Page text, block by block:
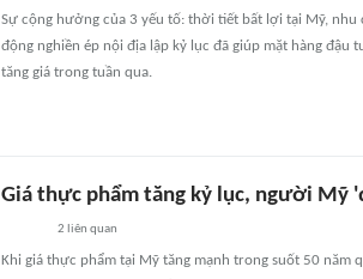
Sự cộng hưởng của 3 yếu tố: thời tiết bất lợi tại Mỹ, nhu
động nghiền ép nội địa lập kỷ lục đã giúp mặt hàng
tăng giá trong tuần qua.
Giá thực phẩm tăng kỷ lục, người Mỹ
2 liên quan
Khi giá thực phẩm tại Mỹ tăng mạnh trong suốt 50 năm